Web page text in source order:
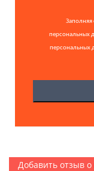
Заполняя
персональных
персональных
Добавить отзыв